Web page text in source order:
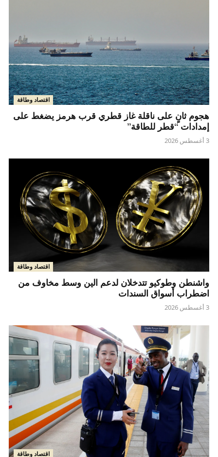
اقتصاد وطاقة
هجوم ثانٍ على ناقلة غاز قطري قرب هرمز يضغط على
إمدادات “قطر للطاقة”
3 أغسطس 2026
اقتصاد وطاقة
واشنطن وطوكيو تتدخلان لدعم الين وسط مخاوف من
اضطراب أسواق السندات
3 أغسطس 2026
اقتصاد وطاقة